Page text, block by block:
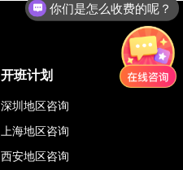
开班计划
深圳地区咨询
上海地区咨询
西安地区咨询
你们是怎么收费的呢？